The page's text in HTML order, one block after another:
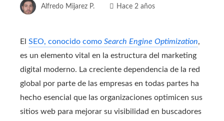
Alfredo Mijarez P. Hace 2 años
El SEO, conocido como Search Engine Optimization,
es un elemento vital en la estructura del marketing
digital moderno. La creciente dependencia de la red
global por parte de las empresas en todas partes ha
hecho esencial que las organizaciones optimicen sus
sitios web para mejorar su visibilidad en buscadores